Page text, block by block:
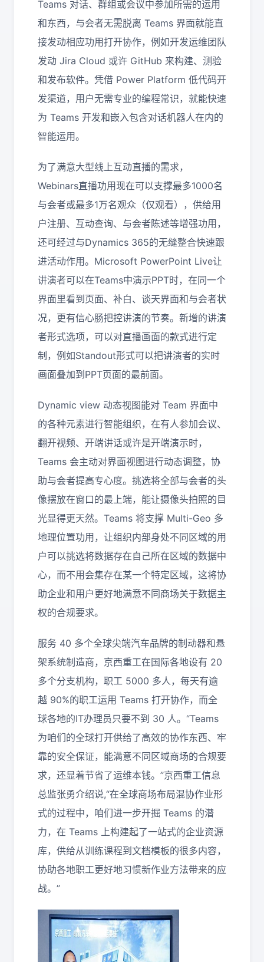
Teams 对话、群组或会议中参加所需的运用
和东西，与会者无需脱离 Teams 界面就能直
接发动相应功用打开协作，例如开发运维团队
发动 Jira Cloud 或许 GitHub 来构建、测验
和发布软件。凭借 Power Platform 低代码开
发渠道，用户无需专业的编程常识，就能快速
为 Teams 开发和嵌入包含对话机器人在内的
智能运用。
为了满意大型线上互动直播的需求，
Webinars直播功用现在可以支撑最多1000名
与会者或最多1万名观众（仅观看），供给用
户注册、互动查询、与会者陈述等增强功用，
还可经过与Dynamics 365的无缝整合快速跟
进活动作用。Microsoft PowerPoint Live让
讲演者可以在Teams中演示PPT时，在同一个
界面里看到页面、补白、谈天界面和与会者状
况，更有信心肠把控讲演的节奏。新增的讲演
者形式选项，可以对直播画面的款式进行定
制，例如Standout形式可以把讲演者的实时
画面叠加到PPT页面的最前面。
Dynamic view 动态视图能对 Team 界面中
的各种元素进行智能组织，在有人参加会议、
翻开视频、开端讲话或许是开端演示时，
Teams 会主动对界面视图进行动态调整，协
助与会者提高专心度。挑选将全部与会者的头
像摆放在窗口的最上端，能让摄像头拍照的目
光显得更天然。Teams 将支撑 Multi-Geo 多
地理位置功用，让组织内部身处不同区域的用
户可以挑选将数据存在自己所在区域的数据中
心，而不用会集存在某一个特定区域，这将协
助企业和用户更好地满意不同商场关于数据主
权的合规要求。
服务 40 多个全球尖端汽车品牌的制动器和悬
架系统制造商，京西重工在国际各地设有 20
多个分支机构，职工 5000 多人，每天有逾
越 90%的职工运用 Teams 打开协作，而全
球各地的IT办理员只要不到 30 人。“Teams
为咱们的全球打开供给了高效的协作东西、牢
靠的安全保证，能满意不同区域商场的合规要
求，还显着节省了运维本钱。”京西重工信息
总监张勇介绍说,“在全球商场布局混协作业形
式的过程中，咱们进一步开掘 Teams 的潜
力，在 Teams 上构建起了一站式的企业资源
库，供给从训练课程到文档模板的很多内容，
协助各地职工更好地习惯新作业方法带来的应
战。”